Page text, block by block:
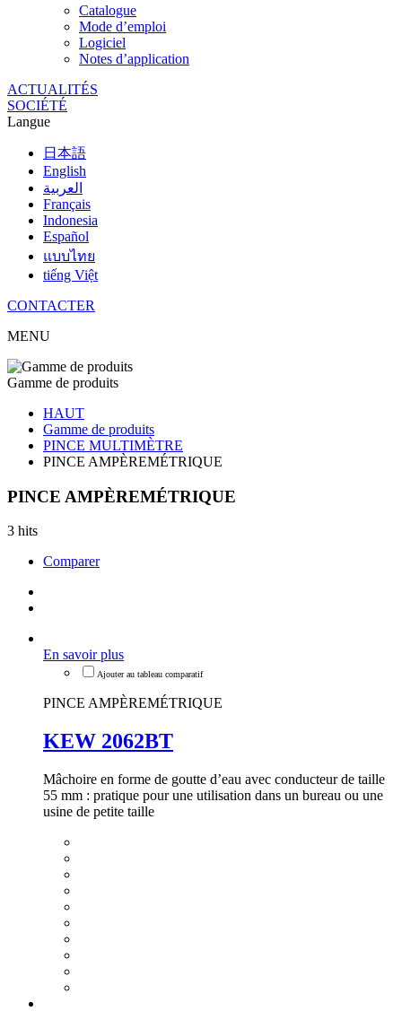
Catalogue
Mode d’emploi
Logiciel
Notes d’application
ACTUALITÉS
SOCIÉTÉ
Langue
日本語
English
العربية
Français
Indonesia
Español
แบบไทย
tiếng Việt
CONTACTER
MENU
Gamme de produits
HAUT
Gamme de produits
PINCE MULTIMÈTRE
PINCE AMPÈREMÉTRIQUE
PINCE AMPÈREMÉTRIQUE
3 hits
Comparer
En savoir plus
PINCE AMPÈREMÉTRIQUE
KEW 2062BT
Mâchoire en forme de goutte d’eau avec conducteur de taille
55 mm : pratique pour une utilisation dans un bureau ou une
usine de petite taille